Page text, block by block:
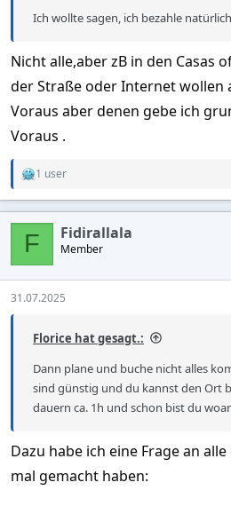
Ich wollte sagen, ich bezahle
Nicht alle,aber zB in den Casas
der Straße oder Internet wollen
Voraus aber denen gebe ich
Voraus .
R
c
o
n
s
:
1 user
F Fidirallala
Member
31.07.2025
Florice hat gesagt.:
Dann plane und buche nicht alles
sind günstig und du kannst den Ort
dauern ca. 1h und schon bist du
Dazu habe ich eine Frage an
mal gemacht haben: